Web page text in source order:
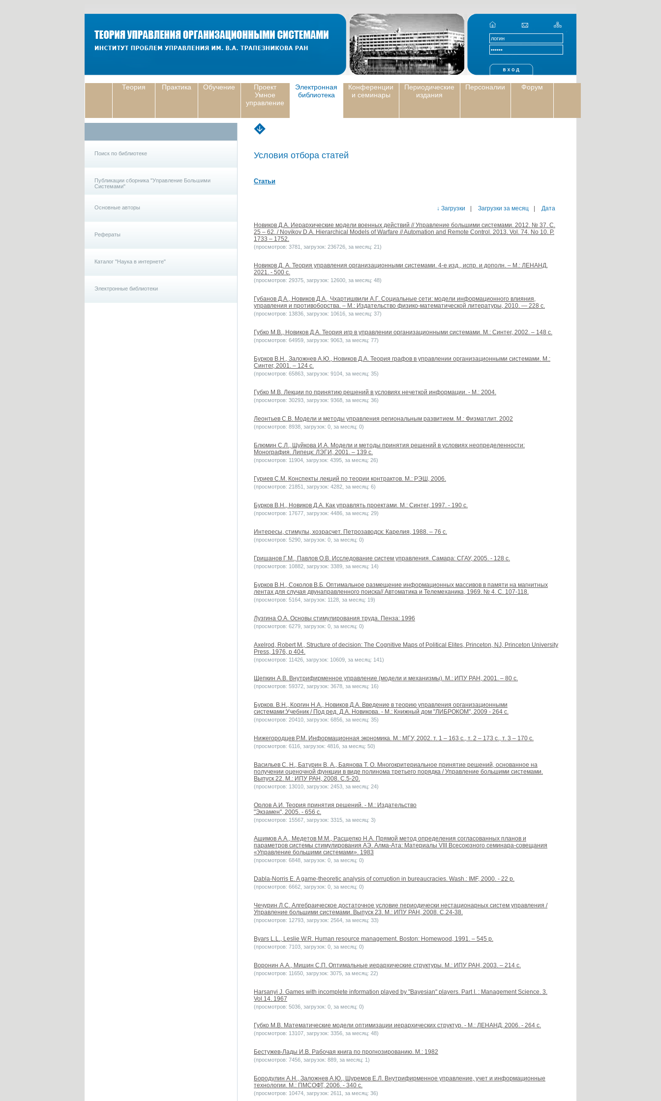
Теория Практика Обучение
Проект
Умное
управление
Электронная
библиотека
Конференции
и семинары
Периодические
издания
Персоналии Форум
Поиск по библиотеке
Публикации сборника "Управление Большими
Системами"
Основные авторы
Рефераты
Каталог "Наука в интернете"
Электронные библиотеки
Условия отбора статей
Статьи
↓ Загрузки Загрузки за месяц Дата
Новиков Д.А. Иерархические модели военных действий // Управление большими системами. 2012. № 37. С.
25 – 62. / Novikov D.A. Hierarchical Models of Warfare // Automation and Remote Control. 2013. Vol. 74. No 10. P.
1733 – 1752.
(просмотров: 3781, загрузок: 236726, за месяц: 21)
Новиков Д. А. Теория управления организационными системами. 4-е изд., испр. и дополн. – М.: ЛЕНАНД,
2021. - 500 с.
(просмотров: 29375, загрузок: 12600, за месяц: 48)
Губанов Д.А., Новиков Д.А., Чхартишвили А.Г. Социальные сети: модели информационного влияния,
управления и противоборства. – М.: Издательство физико-математической литературы, 2010. — 228 с.
(просмотров: 13836, загрузок: 10616, за месяц: 37)
Губко М.В., Новиков Д.А. Теория игр в управлении организационными системами. М.: Синтег, 2002. – 148 с.
(просмотров: 64959, загрузок: 9063, за месяц: 77)
Бурков В.Н., Заложнев А.Ю., Новиков Д.А. Теория графов в управлении организационными системами. М.:
Синтег, 2001. – 124 с.
(просмотров: 65863, загрузок: 9104, за месяц: 35)
Губко М.В. Лекции по принятию решений в условиях нечеткой информации. - М.: 2004.
(просмотров: 30293, загрузок: 9368, за месяц: 36)
Леонтьев С.В. Модели и методы управления региональным развитием. М.: Физматлит. 2002
(просмотров: 8938, загрузок: 0, за месяц: 0)
Блюмин С.Л., Шуйкова И.А. Модели и методы принятия решений в условиях неопределенности:
Монография. Липецк: ЛЭГИ, 2001. – 139 с.
(просмотров: 11904, загрузок: 4395, за месяц: 26)
Гуриев С.М. Конспекты лекций по теории контрактов. М.: РЭШ, 2006.
(просмотров: 21851, загрузок: 4282, за месяц: 6)
Бурков В.Н., Новиков Д.А. Как управлять проектами. М.: Синтег, 1997. - 190 с.
(просмотров: 17677, загрузок: 4486, за месяц: 29)
Интересы, стимулы, хозрасчет. Петрозаводск: Карелия, 1988. – 76 с.
(просмотров: 5290, загрузок: 0, за месяц: 0)
Гришанов Г.М., Павлов О.В. Исследование систем управления. Самара: СГАУ, 2005. - 128 с.
(просмотров: 10882, загрузок: 3389, за месяц: 14)
Бурков B.H., Соколов В.Б. Оптимальное размещение информационных массивов в памяти на магнитных
лентах для случая двунаправленного поиска// Автоматика и Телемеханика, 1969. № 4. С. 107-118.
(просмотров: 5164, загрузок: 1128, за месяц: 19)
Лузгина О.А. Основы стимулирования труда. Пенза: 1996
(просмотров: 6279, загрузок: 0, за месяц: 0)
Axelrod, Robert M., Structure of decision: The Cognitive Maps of Political Elites, Princeton, NJ, Princeton University
Press, 1976, p 404.
(просмотров: 11426, загрузок: 10609, за месяц: 141)
Щепкин А.В. Внутрифирменное управление (модели и механизмы). М.: ИПУ РАН, 2001. – 80 с.
(просмотров: 59372, загрузок: 3678, за месяц: 16)
Бурков. В.Н., Коргин Н.А., Новиков Д.А. Введение в теорию управления организационными
системами:Учебник / Под ред. Д.А. Новикова. - М.: Книжный дом "ЛИБРОКОМ", 2009 - 264 с.
(просмотров: 20410, загрузок: 6856, за месяц: 35)
Нижегородцев Р.М. Информационная экономика. М.: МГУ, 2002. т. 1 – 163 с., т. 2 – 173 с., т. 3 – 170 с.
(просмотров: 6116, загрузок: 4816, за месяц: 50)
Васильев С. Н., Батурин В. А., Баянова Т. О. Многокритериальное принятие решений, основанное на
получении оценочной функции в виде полинома третьего порядка / Управление большими системами.
Выпуск 22. М.: ИПУ РАН, 2008. С.5-20.
(просмотров: 13010, загрузок: 2453, за месяц: 24)
Орлов А.И. Теория принятия решений. - М.: Издательство
"Экзамен", 2005. - 656 с.
(просмотров: 15567, загрузок: 3315, за месяц: 3)
Ашимов А.А., Медетов М.М., Расщепко Н.А. Прямой метод определения согласованных планов и
параметров системы стимулирования АЭ. Алма-Ата: Материалы VIII Всесоюзного семинара-совещания
«Управление большими системами». 1983
(просмотров: 6848, загрузок: 0, за месяц: 0)
Dabla-Norris E. A game-theoretic analysis of corruption in bureaucracies. Wash.: IMF, 2000. - 22 p.
(просмотров: 6662, загрузок: 0, за месяц: 0)
Чечурин Л.С. Алгебраическое достаточное условие периодически нестационарных систем управления /
Управление большими системами. Выпуск 23. М.: ИПУ РАН, 2008. С.24-38.
(просмотров: 12793, загрузок: 2564, за месяц: 33)
Byars L.L., Leslie W.R. Human resource management. Boston: Homewood, 1991. – 545 p.
(просмотров: 7103, загрузок: 0, за месяц: 0)
Воронин А.А., Мишин С.П. Оптимальные иерархические структуры. М.: ИПУ РАН, 2003. – 214 с.
(просмотров: 11650, загрузок: 3075, за месяц: 22)
Harsanyi J. Games with incomplete information played by "Bayesian" players. Part I. : Management Science. 3.
Vol.14. 1967
(просмотров: 5036, загрузок: 0, за месяц: 0)
Губко М.В. Математические модели оптимизации иерархических структур. - М.: ЛЕНАНД, 2006. - 264 с.
(просмотров: 13107, загрузок: 3356, за месяц: 48)
Бестужев-Лады И.В. Рабочая книга по прогнозированию. М.: 1982
(просмотров: 7456, загрузок: 889, за месяц: 1)
Бородулин А.Н., Заложнев А.Ю., Шуремов Е.Л. Внутрифирменное управление, учет и информационные
технологии. М.: ПМСОФТ, 2006. - 340 с.
(просмотров: 10474, загрузок: 2611, за месяц: 36)